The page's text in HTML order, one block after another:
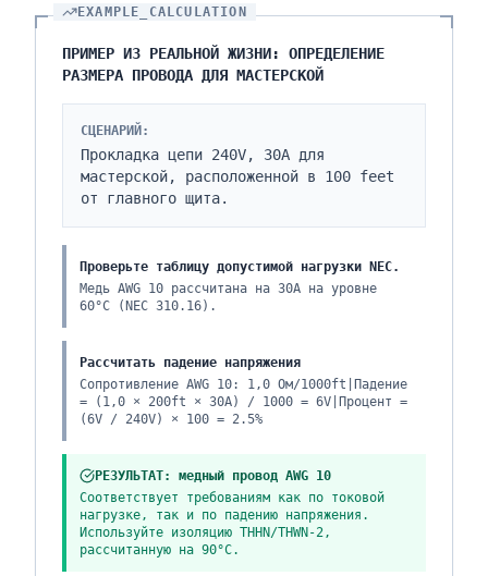
EXAMPLE_CALCULATION
ПРИМЕР ИЗ РЕАЛЬНОЙ ЖИЗНИ: ОПРЕДЕЛЕНИЕ
РАЗМЕРА ПРОВОДА ДЛЯ МАСТЕРСКОЙ
СЦЕНАРИЙ:
Прокладка цепи 240V, 30A для
мастерской, расположенной в 100 feet
от главного щита.
Проверьте таблицу допустимой нагрузки NEC.
Медь AWG 10 рассчитана на 30A на уровне
60°C (NEC 310.16).
Рассчитать падение напряжения
Сопротивление AWG 10: 1,0 Ом/1000ft|Падение
= (1,0 × 200ft × 30A) / 1000 = 6V|Процент =
(6V / 240V) × 100 = 2.5%
РЕЗУЛЬТАТ: медный провод AWG 10
Соответствует требованиям как по токовой
нагрузке, так и по падению напряжения.
Используйте изоляцию THHN/THWN-2,
рассчитанную на 90°C.